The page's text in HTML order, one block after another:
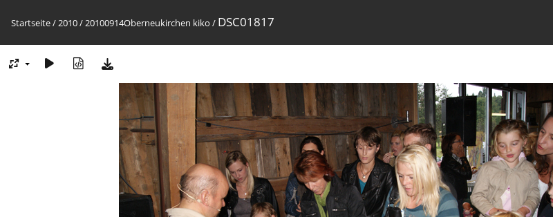
Startseite/2010/20100914Oberneukirchen kiko / DSC01817